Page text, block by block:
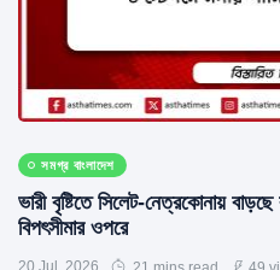
সমগ্র বাংলাদেশ
ভারী বৃষ্টিতে সিলেট-নেত্রকোনায়
বিপৎসীমার ওপরে
20 Jul, 2026